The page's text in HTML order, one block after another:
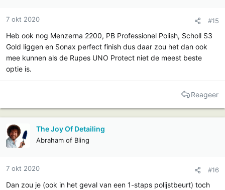
7 okt 2020 #15
Heb ook nog Menzerna 2200, PB Professionel Polish, Scholl S3
Gold liggen en Sonax perfect finish dus daar zou het dan ook
mee kunnen als de Rupes UNO Protect niet de meest beste
optie is.
Reageer
The Joy Of Detailing
Abraham of Bling
7 okt 2020 #16
Dan zou je (ook in het geval van een 1-staps polijstbeurt) toch